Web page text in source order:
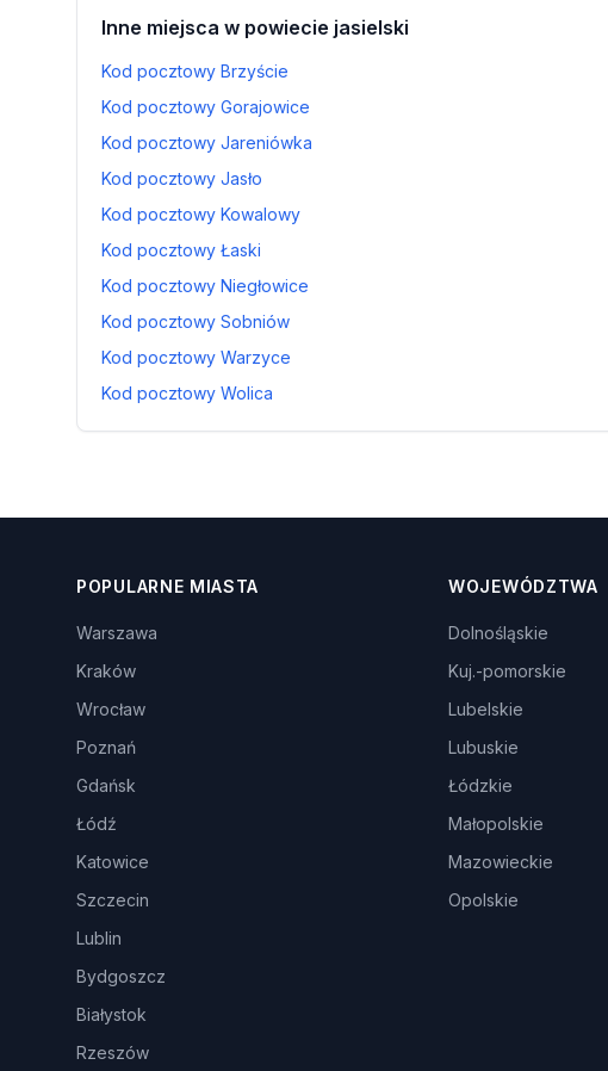
Inne miejsca w powiecie jasielski
Kod pocztowy Brzyście
Kod pocztowy Gorajowice
Kod pocztowy Jareniówka
Kod pocztowy Jasło
Kod pocztowy Kowalowy
Kod pocztowy Łaski
Kod pocztowy Niegłowice
Kod pocztowy Sobniów
Kod pocztowy Warzyce
Kod pocztowy Wolica
POPULARNE MIASTA
Warszawa
Kraków
Wrocław
Poznań
Gdańsk
Łódź
Katowice
Szczecin
Lublin
Bydgoszcz
Białystok
Rzeszów
WOJEWÓDZTWA
Dolnośląskie
Kuj.-pomorskie
Lubelskie
Lubuskie
Łódzkie
Małopolskie
Mazowieckie
Opolskie